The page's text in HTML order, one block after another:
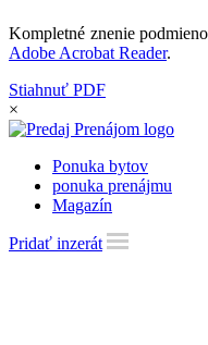
Kompletné znenie
Adobe Acrobat Reader.
Stiahnuť PDF
×
Ponuka bytov
ponuka prenájmu
Magazín
Pridať inzerát